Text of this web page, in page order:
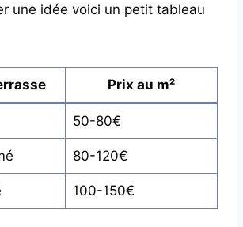
une idée voici un petit tableau
Prix au m²
50-80€
80-120€
100-150€